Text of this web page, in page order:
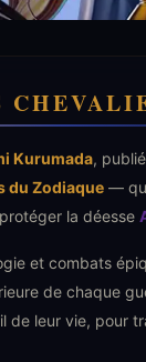
Kurumada,
du Zodiaque —
la déesse
et combats
de chaque
de leur vie, pour